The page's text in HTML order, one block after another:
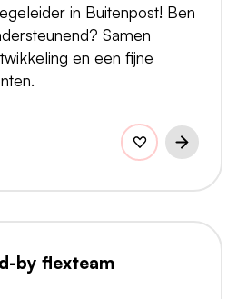
in Buitenpost! Ben
Samen
en een fijne
by flexteam